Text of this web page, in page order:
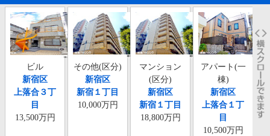
ビル
新宿区
上落合３丁
目
13,500万円
その他(区分)
新宿区
新宿１丁目
10,000万円
マンション
(区分)
新宿区
新宿１丁目
18,800万円
アパート(一
棟)
新宿区
上落合１丁
目
10,500万円